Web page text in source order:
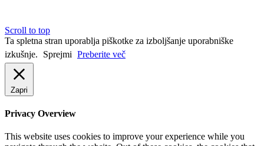
Scroll to top
Ta spletna stran uporablja piškotke za izboljšanje uporabniške
izkušnje.
Sprejmi Preberite več
Zapri
Privacy Overview
This website uses cookies to improve your experience while you